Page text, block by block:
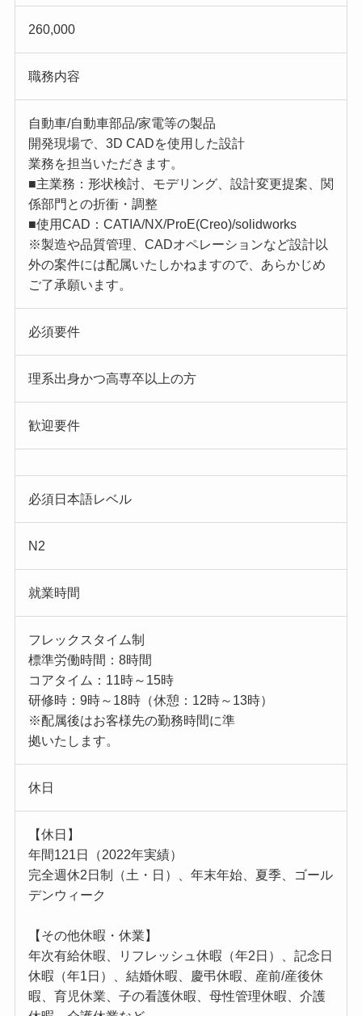
260,000
職務内容
自動車/自動車部品/家電等の製品
開発現場で、3D CADを使用した設計
業務を担当いただきます。
■主業務：形状検討、モデリング、設計変更提案、関
係部門との折衝・調整
■使用CAD：CATIA/NX/ProE(Creo)/solidworks
※製造や品質管理、CADオペレーションなど設計以
外の案件には配属いたしかねますので、あらかじめ
ご了承願います。
必須要件
理系出身かつ高専卒以上の方
歓迎要件
必須日本語レベル
N2
就業時間
フレックスタイム制
標準労働時間：8時間
コアタイム：11時～15時
研修時：9時～18時（休憩：12時～13時）
※配属後はお客様先の勤務時間に準
拠いたします。
休日
【休日】
年間121日（2022年実績）
完全週休2日制（土・日）、年末年始、夏季、ゴール
デンウィーク
【その他休暇・休業】
年次有給休暇、リフレッシュ休暇（年2日）、記念日
休暇（年1日）、結婚休暇、慶弔休暇、産前/産後休
暇、育児休業、子の看護休暇、母性管理休暇、介護